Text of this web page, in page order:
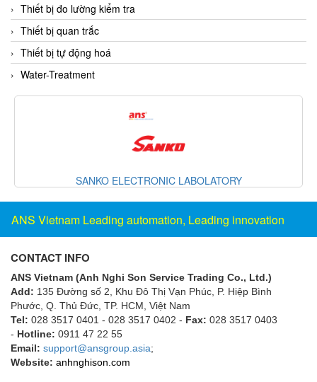
Geokon Vietnam
GESIPA
Gessmann
Gestra
GF
Glamox
Global Encoder Vietnam
Glual
GPA Pump
GRAVITY
Green instruments
GREYSTONE
GREYSTONE
Thiết bị đo lường kiểm tra
Thiết bị quan trắc
Thiết bị tự động hoá
Water-Treatment
SANKO ELECTRONIC LABOLATORY
ANS Vietnam Leading automation, Leading innovation
CONTACT INFO
ANS Vietnam (Anh Nghi Son Service Trading Co., Ltd.)
Add: 135 Đường số 2, Khu Đô Thị Vạn Phúc, P. Hiệp Bình
Phước, Q. Thủ Đức, TP. HCM , Việt Nam
Tel: 028 3517 0401 - 028 3517 0402 - Fax: 028 3517 0403
- Hotline: 0911 47 22 55
Email: support@ansgroup.asia;
Website: anhnghison.com